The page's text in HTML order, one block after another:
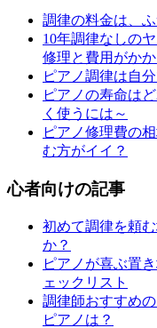
調律の料金は、
10年調律なしの
修理と費用がかか
ピアノ調律は自
ピアノの寿命は
く使うには～
ピアノ修理費の
む方がイイ？
心者向けの記事
初めて調律を頼
か？
ピアノが喜ぶ置
ェックリスト
調律師おすすめ
ピアノは？